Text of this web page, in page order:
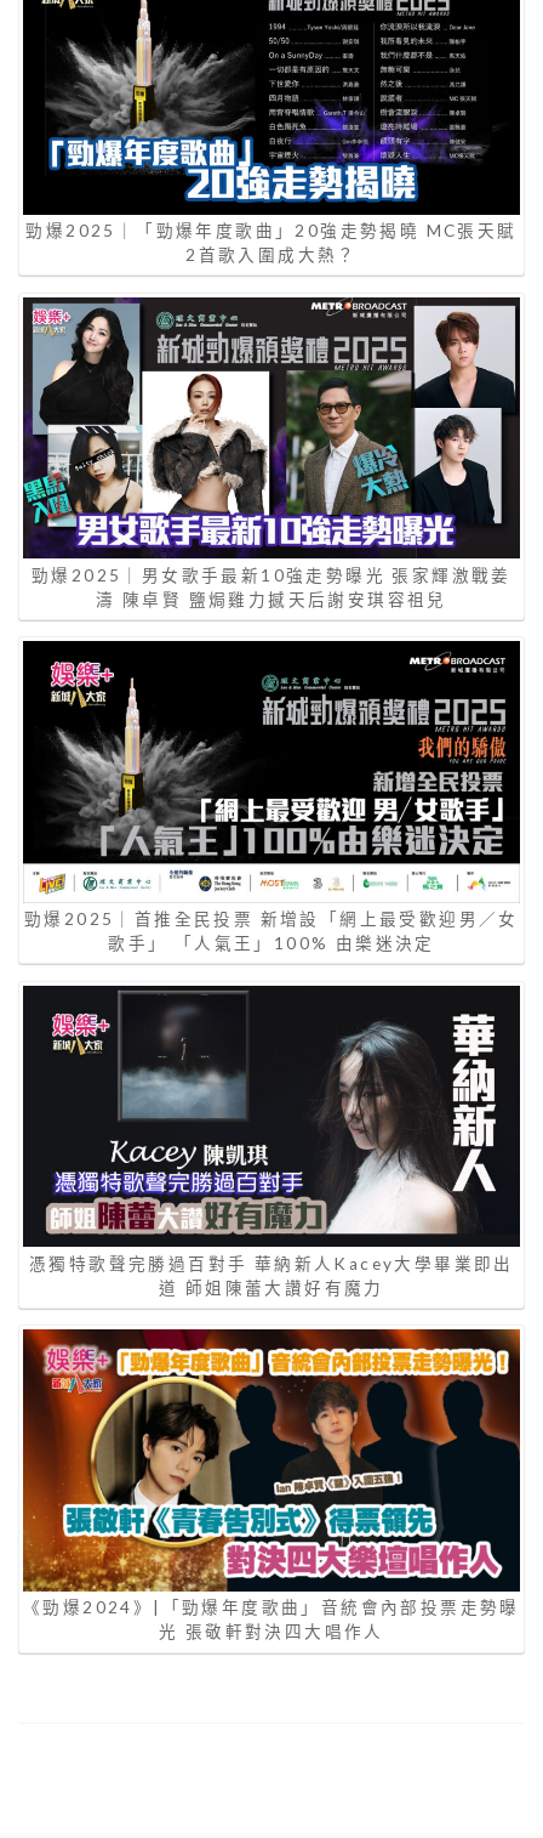
勁爆2025｜「勁爆年度歌曲」20強走勢揭曉 MC張天賦
2首歌入圍成大熱？
勁爆2025｜男女歌手最新10強走勢曝光 張家輝激戰姜
濤 陳卓賢 鹽焗雞力撼天后謝安琪容祖兒
勁爆2025｜首推全民投票 新增設「網上最受歡迎男／女
歌手」 「人氣王」100% 由樂迷決定
憑獨特歌聲完勝過百對手 華納新人Kacey大學畢業即出
道 師姐陳蕾大讚好有魔力
《勁爆2024》|「勁爆年度歌曲」音統會內部投票走勢曝
光 張敬軒對決四大唱作人